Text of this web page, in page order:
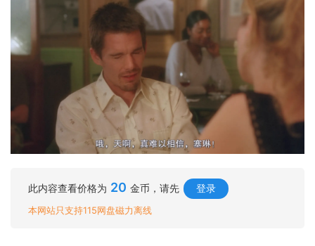
此内容查看价格为 20 金币，请先 登录
本网站只支持115网盘磁力离线